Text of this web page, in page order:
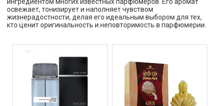
освежает, тонизирует и наполняет чувством
жизнерадостности, делая его идеальным выбором для тех,
кто ценит оригинальность и неповторимость в парфюмерии.